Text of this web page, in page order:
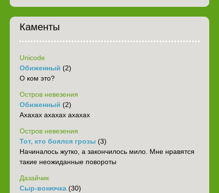
Каменты
Unicode
Обиженный (2)
О ком это?
Остров невезения
Обиженный (2)
Ахахах ахахах ахахах
Остров невезения
Тот, кто боялся грозы (3)
Начиналось жутко, а закончилось мило. Мне нравятся
такие неожиданные повороты
Дазайчик
Сыр-вонючка (30)